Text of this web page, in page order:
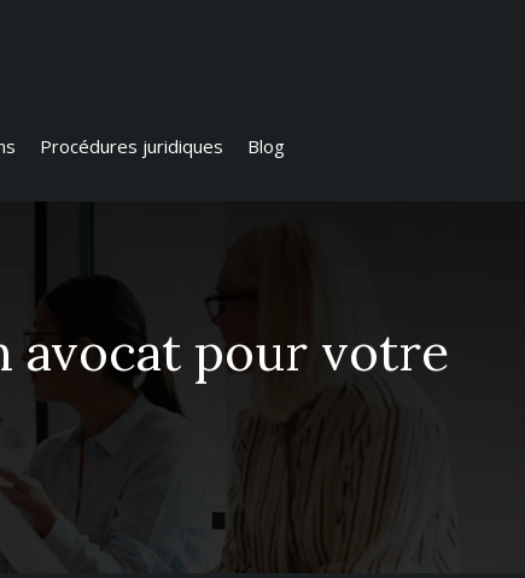
Procédures juridiques Blog
avocat pour votre